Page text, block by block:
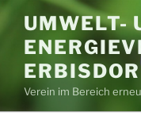
Zum
Inhalt
springen
UMWELT-
Verein im Bereich